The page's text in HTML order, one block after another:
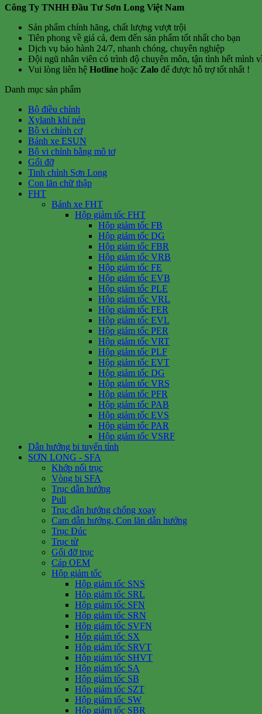
Công Ty TNHH Đầu Tư Sơn Long Việt Nam
Sản phẩm chính hãng, chất lượng vượt trội
Tiên phong về giá cả, đem đến sản phẩm tốt nhất cho bạn
Dịch vụ bảo hành 24/7, nhanh chóng, chuyên nghiệp
Đội ngũ nhân viên có trình độ chuyên môn, tận tình hết mình
Vui lòng liên hệ Hotline hoặc Zalo để được hỗ trợ tốt nhất !
Danh mục sản phẩm
Bộ điều chỉnh
Xylanh khí nén
Bộ vi chỉnh cơ
Bánh xe ESUN
Bộ vi chỉnh bằng mô tơ
Gối đỡ
Tinh chỉnh Sơn Long
Con lăn chữ thập
FHT
Bánh xe FHT
Hộp giảm tốc FHT
Hộp giảm tốc FB
Hộp giảm tốc DG
Hộp giảm tốc FBR
Hộp giảm tốc VRB
Hộp giảm tốc FE
Hộp giảm tốc EVB
Hộp giảm tốc PLE
Hộp giảm tốc VRL
Hộp giảm tốc FER
Hộp giảm tốc EVL
Hộp giảm tốc PER
Hộp giảm tốc VRT
Hộp giảm tốc PLF
Hộp giảm tốc EVT
Hộp giảm tốc DG
Hộp giảm tốc VRS
Hộp giảm tốc PFR
Hộp giảm tốc PAB
Hộp giảm tốc EVS
Hộp giảm tốc PAR
Hộp giảm tốc VSRF
Dẫn hướng bi tuyến tính
SƠN LONG - SFA
Khớp nối trục
Vòng bi SFA
Trục dẫn hướng
Puli
Trục dẫn hướng chống xoay
Cam dẫn hướng, Con lăn dẫn hướng
Trục Đúc
Trục từ
Gối đỡ trục
Cáp OEM
Hộp giảm tốc
Hộp giảm tốc SNS
Hộp giảm tốc SRL
Hộp giảm tốc SFN
Hộp giảm tốc SRN
Hộp giảm tốc SVFN
Hộp giảm tốc SX
Hộp giảm tốc SRVT
Hộp giảm tốc SHVT
Hộp giảm tốc SA
Hộp giảm tốc SB
Hộp giảm tốc SZT
Hộp giảm tốc SW
Hộp giảm tốc SBR